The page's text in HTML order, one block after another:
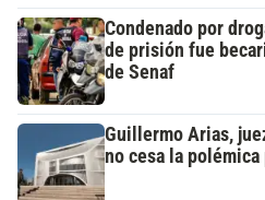
Condenado por
de prisión fue
de Senaf
Guillermo Arias,
no cesa la